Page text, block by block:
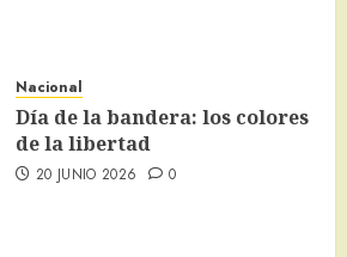
Nacional
Día de la bandera: los colores
de la libertad
20 JUNIO 2026 0